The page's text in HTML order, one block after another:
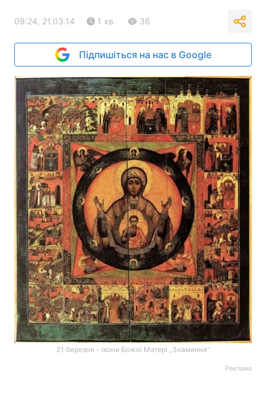
09:24, 21.03.14 1 хв. 36
Підпишіться на нас в Google
21 березня - ікони Божої Матері „Знамення”
Реклама